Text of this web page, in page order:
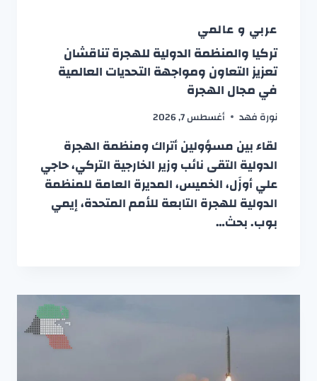
عربي و عالمي
تركيا والمنظمة الدولية للهجرة تناقشان
تعزيز التعاون ومواجهة التحديات العالمية
في مجال الهجرة
نورة فهد أغسطس 7, 2026
لقاء بين مسؤولين أتراك ومنظمة الهجرة
الدولية التقى نائب وزير الخارجية التركي، حاجي
علي أوزَل، الخميس، المديرة العامة للمنظمة
الدولية للهجرة التابعة للأمم المتحدة، إيمي
بوب. بحث…